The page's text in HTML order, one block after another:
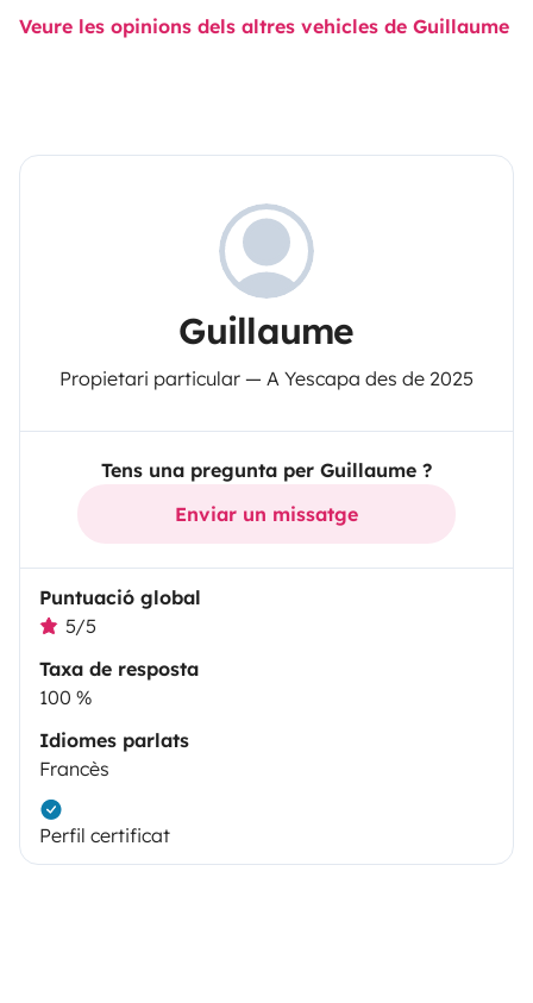
Veure les opinions dels altres vehicles de Guillaume
Guillaume
Propietari particular — A Yescapa des de 2025
Tens una pregunta per Guillaume ?
Enviar un missatge
Puntuació global
5/5
Taxa de resposta
100 %
Idiomes parlats
Francès
Perfil certificat